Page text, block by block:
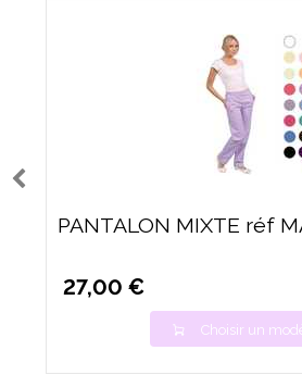
PANTALON MIXTE réf
27,00 €
Choisir un